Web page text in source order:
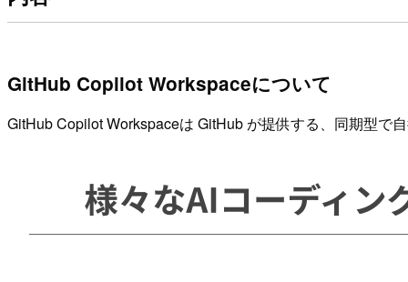
GitHub Copilot Workspaceについて
GitHub Copilot Workspaceは GitHub が提供する、同期型で